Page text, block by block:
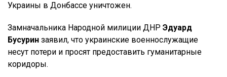
Украины в Донбассе уничтожен.
Замначальника Народной милиции ДНР Эдуард
Бусурин заявил, что украинские военнослужащие
несут потери и просят предоставить гуманитарные
коридоры.